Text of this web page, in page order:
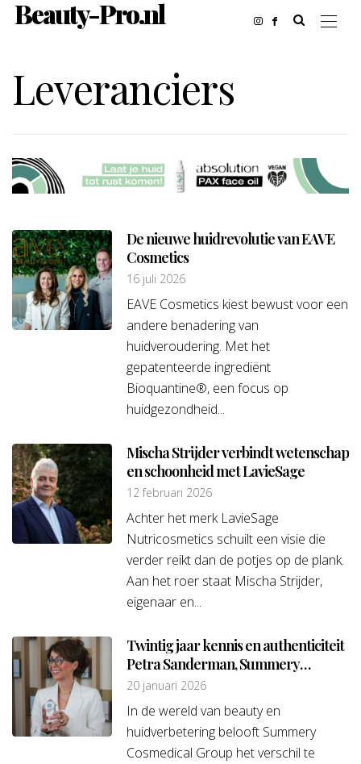
Beauty-Pro.nl
Leveranciers
De nieuwe huidrevolutie van EAVE
Cosmetics
16 juli 2026
EAVE Cosmetics kiest bewust voor een
andere benadering van
huidveroudering. Met het
gepatenteerde ingrediënt
Bioquantine®, een focus op
huidgezondheid...
Mischa Strijder verbindt wetenschap
en schoonheid met LavieSage
12 februari 2026
Achter het merk LavieSage
Nutricosmetics schuilt een visie die
verder reikt dan de potjes op de plank.
Aan het roer staat Mischa Strijder,
eigenaar en...
Twintig jaar kennis en authenticiteit
Petra Sanderman, Summery
Cosmedical Group
20 januari 2026
In de wereld van beauty en
huidverbetering belooft Summery
Cosmedical Group het verschil te